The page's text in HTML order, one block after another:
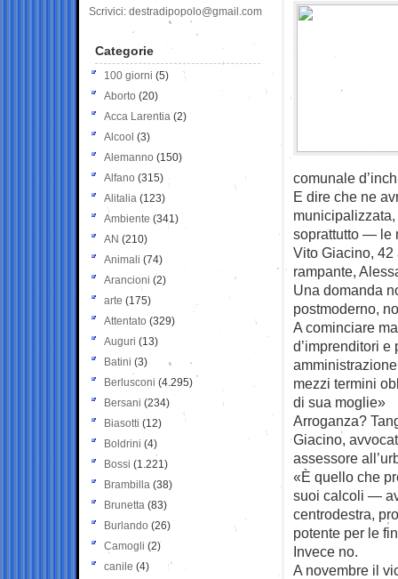
comunale
E dire che ne
soprattutto — le
Vito Giacino, 42
rampante,
Una domanda
postmoderno,
A cominciare
d’imprenditori e
mezzi termini
di sua moglie»
Arroganza?
Giacino,
assessore
«È quello che
suoi calcoli —
centrodestra,
potente per le
Invece no.
A novembre il
Scrivici: destradipopolo@gmail.com
Categorie
100 giorni (5)
Aborto (20)
Acca Larentia (2)
Alcool (3)
Alemanno (150)
Alfano (315)
Alitalia (123)
Ambiente (341)
AN (210)
Animali (74)
Arancioni (2)
arte (175)
Attentato (329)
Auguri (13)
Batini (3)
Berlusconi (4.295)
Bersani (234)
Biasotti (12)
Boldrini (4)
Bossi (1.221)
Brambilla (38)
Brunetta (83)
Burlando (26)
Camogli (2)
canile (4)